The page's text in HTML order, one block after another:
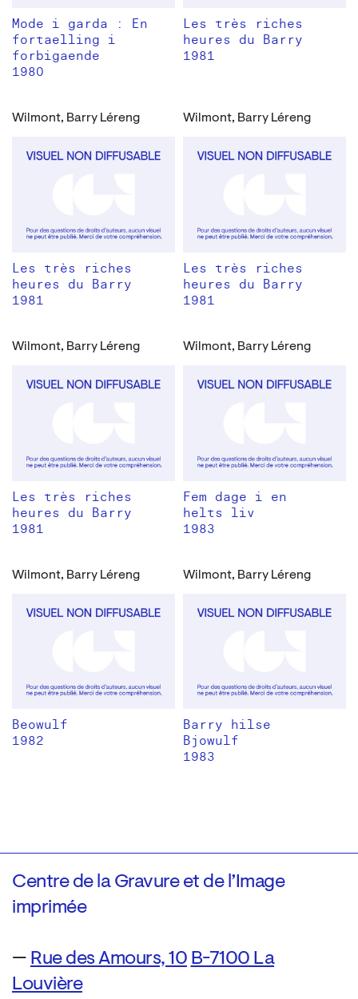
Mode i garda : En
fortaelling i
forbigaende
1980
Les très riches
heures du Barry
1981
Wilmont, Barry Léreng
Les très riches
heures du Barry
1981
Wilmont, Barry Léreng
Les très riches
heures du Barry
1981
Wilmont, Barry Léreng
Les très riches
heures du Barry
1981
Wilmont, Barry Léreng
Fem dage i en
helts liv
1983
Wilmont, Barry Léreng
Beowulf
1982
Wilmont, Barry Léreng
Barry hilse
Bjowulf
1983
Centre de la Gravure et de l’Image
imprimée
— Rue des Amours, 10 B-7100 La
Louvière